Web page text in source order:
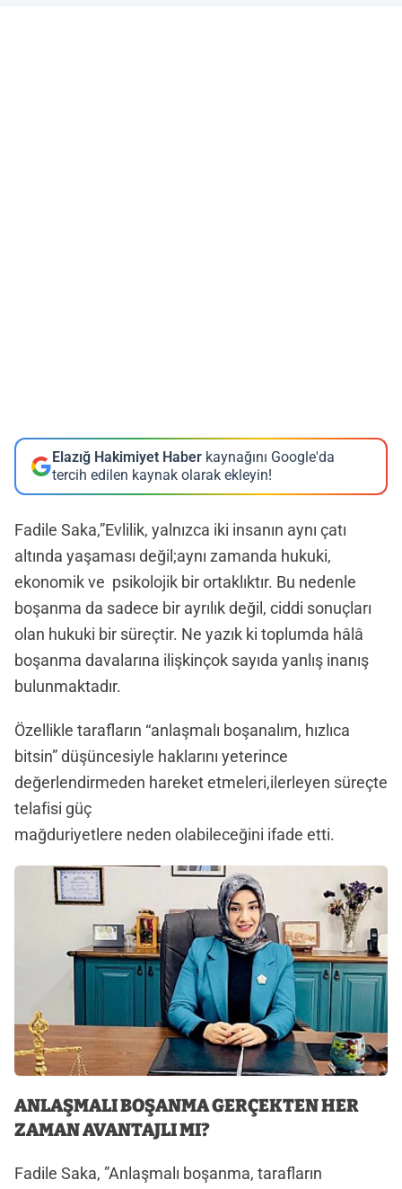
Elazığ Hakimiyet Haber kaynağını Google'da
tercih edilen kaynak olarak ekleyin!
Fadile Saka,”Evlilik, yalnızca iki insanın aynı çatı
altında yaşaması değil;aynı zamanda hukuki,
ekonomik ve psikolojik bir ortaklıktır. Bu nedenle
boşanma da sadece bir ayrılık değil, ciddi sonuçları
olan hukuki bir süreçtir. Ne yazık ki toplumda hâlâ
boşanma davalarına ilişkinçok sayıda yanlış inanış
bulunmaktadır.
Özellikle tarafların “anlaşmalı boşanalım, hızlıca
bitsin” düşüncesiyle haklarını yeterince
değerlendirmeden hareket etmeleri,ilerleyen süreçte
telafisi güç
mağduriyetlere neden olabileceğini ifade etti.
ANLAŞMALI BOŞANMA GERÇEKTEN HER
ZAMAN AVANTAJLI MI?
Fadile Saka, ”Anlaşmalı boşanma, tarafların